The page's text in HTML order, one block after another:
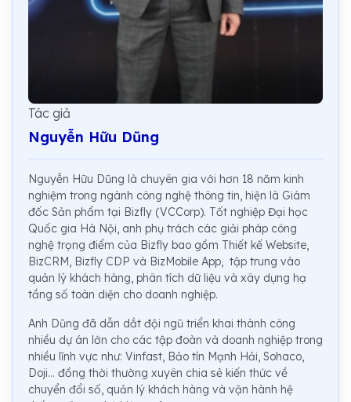
Tác giả
Nguyễn Hữu Dũng
Nguyễn Hữu Dũng là chuyên gia với hơn 18 năm kinh
nghiệm trong ngành công nghệ thông tin, hiện là Giám
đốc Sản phẩm tại Bizfly (VCCorp). Tốt nghiệp Đại học
Quốc gia Hà Nội, anh phụ trách các giải pháp công
nghệ trọng điểm của Bizfly bao gồm Thiết kế Website,
BizCRM, Bizfly CDP và BizMobile App, tập trung vào
quản lý khách hàng, phân tích dữ liệu và xây dựng hạ
tầng số toàn diện cho doanh nghiệp.
Anh Dũng đã dẫn dắt đội ngũ triển khai thành công
nhiều dự án lớn cho các tập đoàn và doanh nghiệp trong
nhiều lĩnh vực như: Vinfast, Bảo tín Mạnh Hải, Sohaco,
Doji... đồng thời thường xuyên chia sẻ kiến thức về
chuyển đổi số, quản lý khách hàng và vận hành hệ